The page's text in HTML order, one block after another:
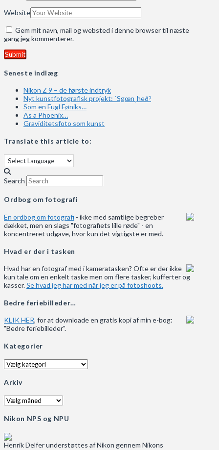
Website
Gem mit navn, mail og websted i denne browser til næste
gang jeg kommenterer.
Seneste indlæg
Nikon Z 9 – de første indtryk
Nyt kunstfotografisk projekt: ˈSgœnˌheðˀ
Som en Fugl Føniks…
As a Phoenix…
Graviditetsfoto som kunst
Translate this article to:
Search
Ordbog om fotografi
En ordbog om fotografi - ikke med samtlige begreber
dækket, men en slags "fotografiets lille røde" - en
koncentreret udgave, hvor kun det vigtigste er med.
Hvad er der i tasken
Hvad har en fotograf med i kameratasken? Ofte er der ikke
kun tale om en enkelt taske men om flere tasker, kufferter og
kasser.Se hvad jeg har med når jeg er på fotoshoots.
Bedre feriebilleder…
KLIK HER, for at downloade en gratis kopi af min e-bog:
"Bedre feriebilleder".
Kategorier
Kategorier
Arkiv
Arkiv
Nikon NPS og NPU
Henrik Delfer understøttes af Nikon gennem Nikons